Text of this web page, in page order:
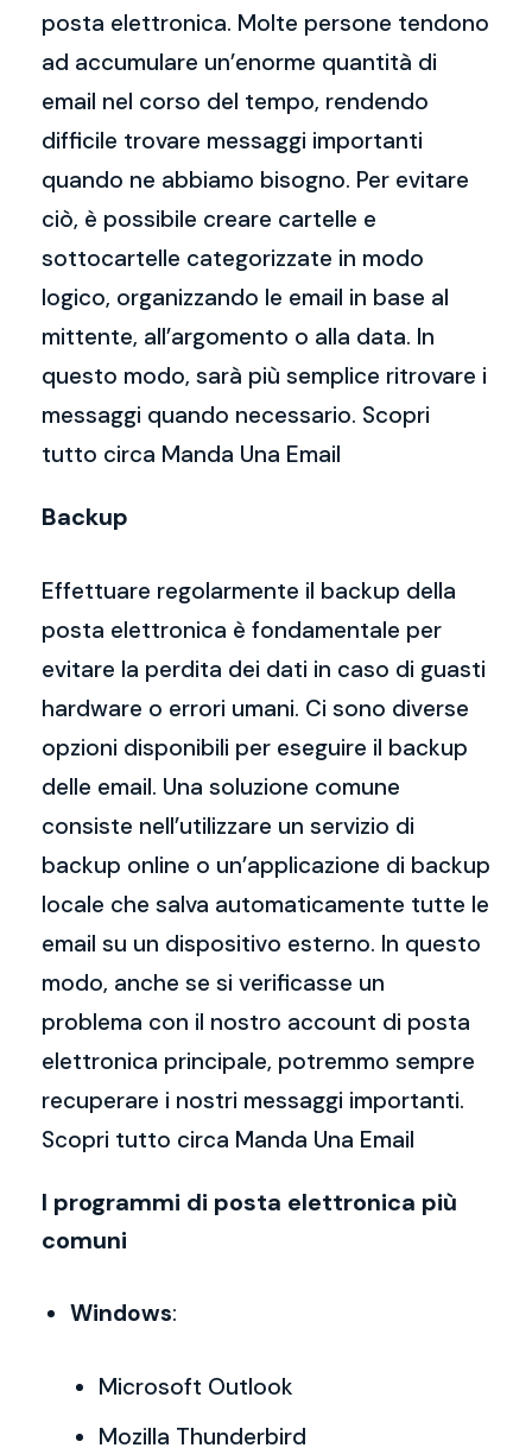
posta elettronica. Molte persone tendono
ad accumulare un’enorme quantità di
email nel corso del tempo, rendendo
difficile trovare messaggi importanti
quando ne abbiamo bisogno. Per evitare
ciò, è possibile creare cartelle e
sottocartelle categorizzate in modo
logico, organizzando le email in base al
mittente, all’argomento o alla data. In
questo modo, sarà più semplice ritrovare i
messaggi quando necessario. Scopri
tutto circa Manda Una Email
Backup
Effettuare regolarmente il backup della
posta elettronica è fondamentale per
evitare la perdita dei dati in caso di guasti
hardware o errori umani. Ci sono diverse
opzioni disponibili per eseguire il backup
delle email. Una soluzione comune
consiste nell’utilizzare un servizio di
backup online o un’applicazione di backup
locale che salva automaticamente tutte le
email su un dispositivo esterno. In questo
modo, anche se si verificasse un
problema con il nostro account di posta
elettronica principale, potremmo sempre
recuperare i nostri messaggi importanti.
Scopri tutto circa Manda Una Email
I programmi di posta elettronica più
comuni
Windows:
Microsoft Outlook
Mozilla Thunderbird